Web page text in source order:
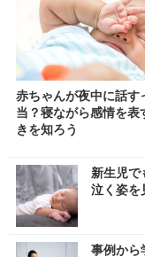
赤ちゃんが夜中に話す
当？寝ながら感情を表
きを知ろう
新生児で
泣く姿を
事例から